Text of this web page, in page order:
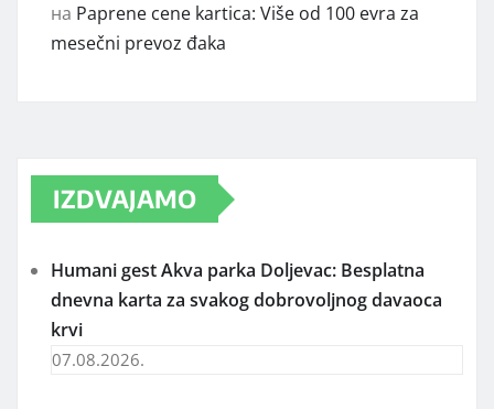
на Paprene cene kartica: Više od 100 evra za
mesečni prevoz đaka
IZDVAJAMO
Humani gest Akva parka Doljevac: Besplatna
dnevna karta za svakog dobrovoljnog davaoca
krvi
07.08.2026.